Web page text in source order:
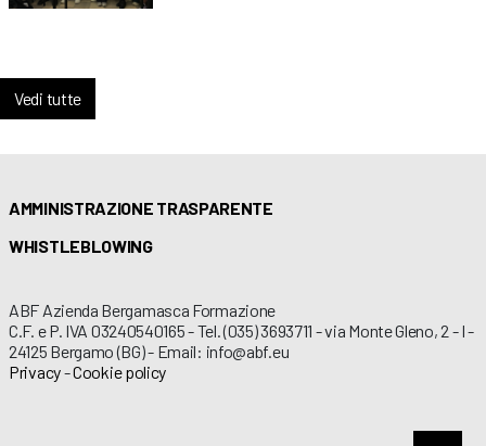
Vedi tutte
AMMINISTRAZIONE TRASPARENTE
WHISTLEBLOWING
ABF Azienda Bergamasca Formazione
C.F. e P. IVA 03240540165 - Tel. (035) 3693711 - via Monte Gleno, 2 - I -
24125 Bergamo (BG) - Email: info@abf.eu
Privacy-Cookie policy